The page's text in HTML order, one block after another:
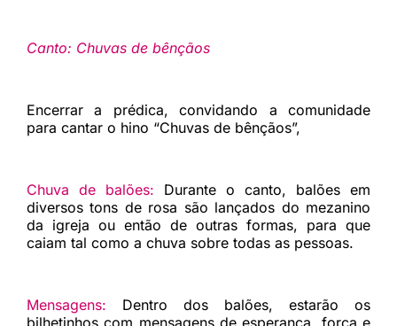
Canto: Chuvas de bênçãos
Encerrar a prédica, convidando a comunidade
para cantar o hino “Chuvas de bênçãos”,
Chuva de balões: Durante o canto, balões em
diversos tons de rosa são lançados do mezanino
da igreja ou então de outras formas, para que
caiam tal como a chuva sobre todas as pessoas.
Mensagens: Dentro dos balões, estarão os